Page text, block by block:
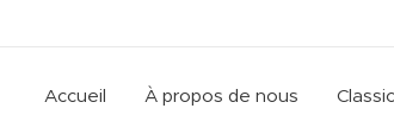
Accueil À propos de nous